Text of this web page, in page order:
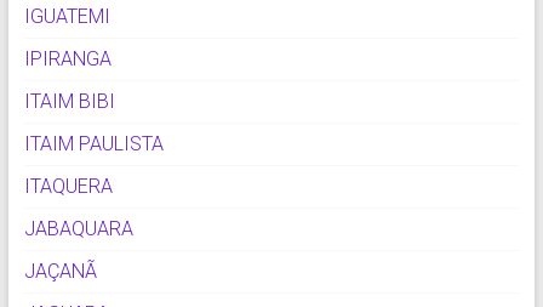
IGUATEMI
IPIRANGA
ITAIM BIBI
ITAIM PAULISTA
ITAQUERA
JABAQUARA
JAÇANÃ